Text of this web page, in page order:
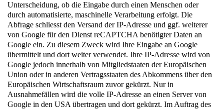
Unterscheidung, ob die Eingabe durch einen Menschen oder
durch automatisierte, maschinelle Verarbeitung erfolgt. Die
Abfrage schliesst den Versand der IP-Adresse und ggf. weiterer
von Google für den Dienst reCAPTCHA benötigter Daten an
Google ein. Zu diesem Zweck wird Ihre Eingabe an Google
übermittelt und dort weiter verwendet. Ihre IP-Adresse wird von
Google jedoch innerhalb von Mitgliedstaaten der Europäischen
Union oder in anderen Vertragsstaaten des Abkommens über den
Europäischen Wirtschaftsraum zuvor gekürzt. Nur in
Ausnahmefällen wird die volle IP-Adresse an einen Server von
Google in den USA übertragen und dort gekürzt. Im Auftrag des